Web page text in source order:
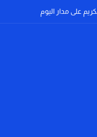
على مدار اليوم